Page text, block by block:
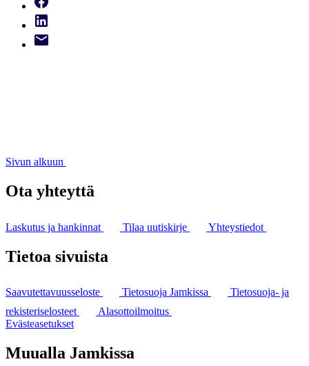
Sivun alkuun
Ota yhteyttä
Laskutus ja hankinnat Tilaa uutiskirje Yhteystiedot
Tietoa sivuista
Saavutettavuusseloste Tietosuoja Jamkissa
Tietosuoja- ja
rekisteriselosteet
Alasottoilmoitus
Evästeasetukset
Muualla Jamkissa